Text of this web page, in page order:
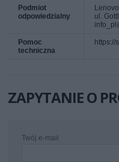
Podmiot
odpowiedzialny
ul.
Pomoc
techniczna
https://
ZAPYTANIE O
Twój e-mail